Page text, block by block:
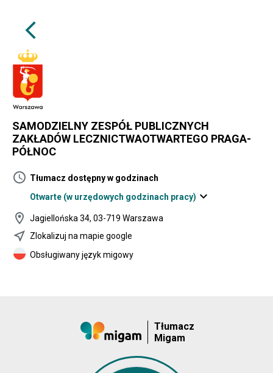
arrow_back_ios
SAMODZIELNY ZESPÓŁ PUBLICZNYCH
ZAKŁADÓW LECZNICTWAOTWARTEGO PRAGA-
PÓŁNOC
schedule Tłumacz dostępny w godzinach
Otwarte (w urzędowych godzinach pracy) expand_more
location_on
Jagiellońska 34, 03-719 Warszawa
near_me Zlokalizuj na mapie google
Obsługiwany język migowy
Tłumacz
Migam